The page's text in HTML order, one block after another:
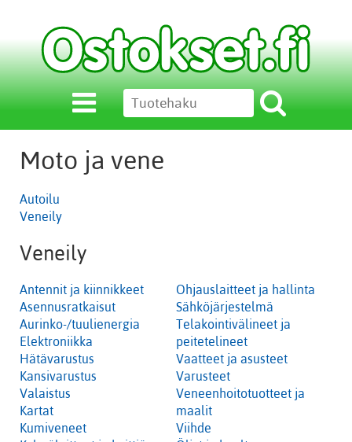
Moto ja vene
Autoilu
Veneily
Veneily
Antennit ja kiinnikkeet
Asennusratkaisut
Aurinko-/tuulienergia
Elektroniikka
Hätävarustus
Kansivarustus
Valaistus
Kartat
Kumiveneet
Ohjauslaitteet ja hallinta
Sähköjärjestelmä
Telakointivälineet ja
peitetelineet
Vaatteet ja asusteet
Varusteet
Veneenhoitotuotteet ja
maalit
Viihde